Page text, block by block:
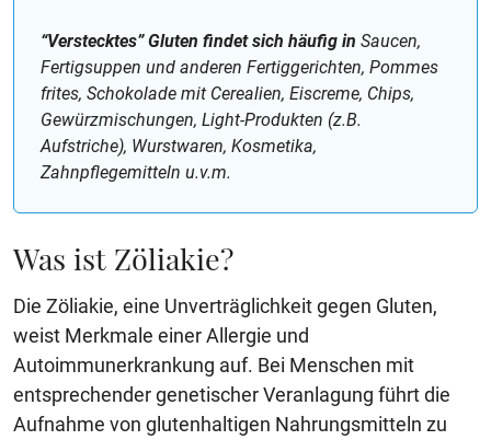
“Verstecktes” Gluten findet sich häufig in Saucen,
Fertigsuppen und anderen Fertiggerichten, Pommes
frites, Schokolade mit Cerealien, Eiscreme, Chips,
Gewürzmischungen, Light-Produkten (z.B.
Aufstriche), Wurstwaren, Kosmetika,
Zahnpflegemitteln u.v.m.
Was ist Zöliakie?
Die Zöliakie, eine Unverträglichkeit gegen Gluten,
weist Merkmale einer Allergie und
Autoimmunerkrankung auf. Bei Menschen mit
entsprechender genetischer Veranlagung führt die
Aufnahme von glutenhaltigen Nahrungsmitteln zu